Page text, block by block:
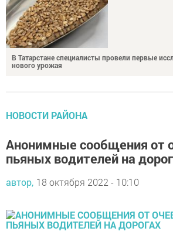
В Татарстане специалисты провели первые
нового урожая
пьяных водителей на
автор, 18 октября 2022 - 10:10